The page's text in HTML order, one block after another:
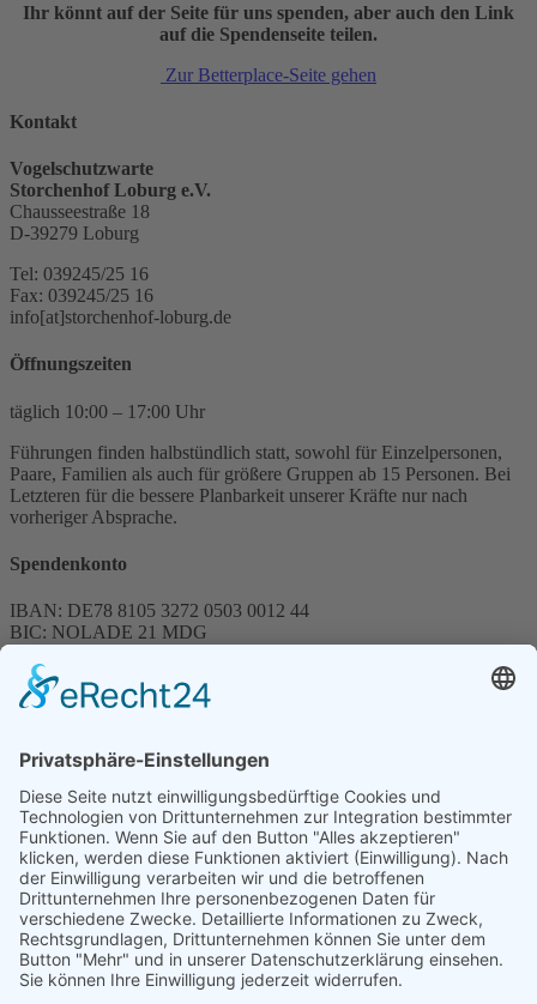
Ihr könnt auf der Seite für uns spenden, aber auch den Link
auf die Spendenseite teilen.
Zur Betterplace-Seite gehen
Kontakt
Vogelschutzwarte
Storchenhof Loburg e.V.
Chausseestraße 18
D-39279 Loburg
Tel: 039245/25 16
Fax: 039245/25 16
info[at]storchenhof-loburg.de
Öffnungszeiten
täglich 10:00 – 17:00 Uhr
Führungen finden halbstündlich statt, sowohl für Einzelpersonen,
Paare, Familien als auch für größere Gruppen ab 15 Personen. Bei
Letzteren für die bessere Planbarkeit unserer Kräfte nur nach
vorheriger Absprache.
Spendenkonto
IBAN: DE78 8105 3272 0503 0012 44
BIC: NOLADE 21 MDG
Spenden können steuerlich abgesetzt werden
Förderung
© 1987 – 2025
Storchenhof Loburg e.V.
Alle Rechte vorbehalten.
Cookie-Einstellungen
Navigation überspringen